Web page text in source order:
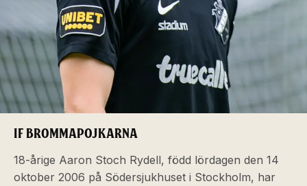
IF BROMMAPOJKARNA
18-årige Aaron Stoch Rydell, född lördagen den 14
oktober 2006 på Södersjukhuset i Stockholm, har